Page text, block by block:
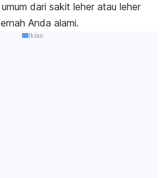
dari sakit leher atau leher
Anda alami.
Iklan